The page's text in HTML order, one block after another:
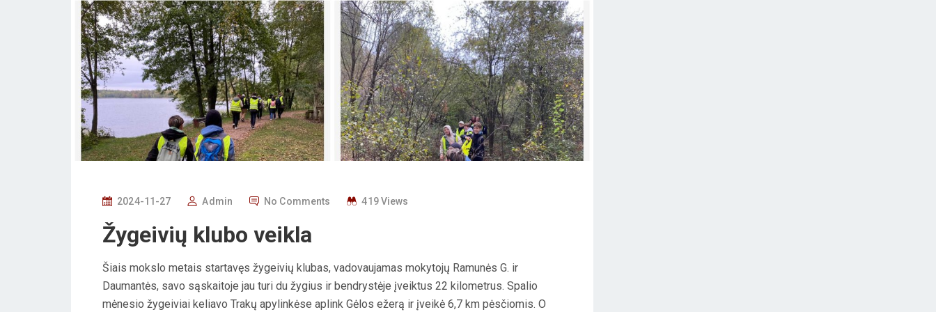
P
S
E
D
O
2024-11-27 Admin No Comments 419 Views
Žygeivių klubo veikla
Šiais mokslo metais startavęs žygeivių klubas, vadovaujamas mokytojų Ramunės G. ir
Daumantės, savo sąskaitoje jau turi du žygius ir bendrystėje įveiktus 22 kilometrus. Spalio
mėnesio žygeiviai keliavo Trakų apylinkėse aplink Gėlos ežerą ir įveikė 6,7 km pėsčiomis. O